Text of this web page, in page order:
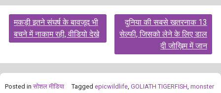
Post
navigation
मकड़ी इतने संघर्ष के बावजूद भी
बचने में नाकाम रही, वीडियो देखे
दुनिया की सबसे खतरनाक 13
सेल्फी, जिसको लेने के लिए डाल
दी जोख़िम में जान
Posted in सोशल मीडिया Tagged epicwildlife GOLIATH TIGERFISH monster